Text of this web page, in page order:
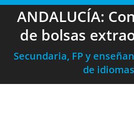
ANDALUCÍA:
de bolsas
Secundaria, FP y
de idiomas